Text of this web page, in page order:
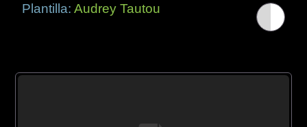
Plantilla:Audrey Tautou